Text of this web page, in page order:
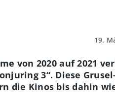
19.
von 2020 auf 2021
3“. Diese
die Kinos bis dahin